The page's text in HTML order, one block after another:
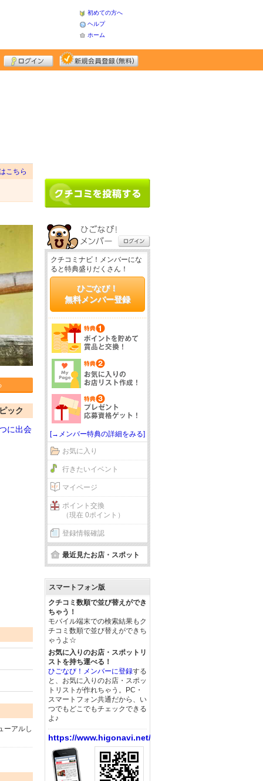
初めての方へ
ヘルプ
ホーム
こちら
ック
に出会
ーアルし
クチコミナビ！メンバーにな
ると特典盛りだくさん！
ひごなび！
無料メンバー登録
[→メンバー特典の詳細をみる]
お気に入り
行きたいイベント
マイページ
ポイント交換
（現在 0ポイント）
登録情報確認
最近見たお店・スポット
スマートフォン版
クチコミ数順で並び替えができ
ちゃう！
モバイル端末での検索結果もク
チコミ数順で並び替えができち
ゃうよ☆
お気に入りのお店・スポットリ
ストを持ち運べる！
ひごなび！メンバーに登録する
と、お気に入りのお店・スポッ
トリストが作れちゃう。PC・
スマートフォン共通だから、い
つでもどこでもチェックできる
よ♪
https://www.higonavi.net/